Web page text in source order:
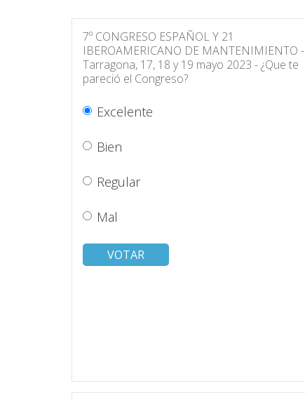
7º CONGRESO ESPAÑOL Y 21
IBEROAMERICANO DE MANTENIMIENTO -
Tarragona, 17, 18 y 19 mayo 2023 - ¿Que te
pareció el Congreso?
Excelente
Bien
Regular
Mal
VOTAR